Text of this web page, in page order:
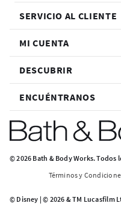
SERVICIO AL CLIENTE
MI CUENTA
DESCUBRIR
ENCUÉNTRANOS
© 2026 Bath & Body Works. Todos
Términos y
© Disney | © 2026 & TM Lucasfilm